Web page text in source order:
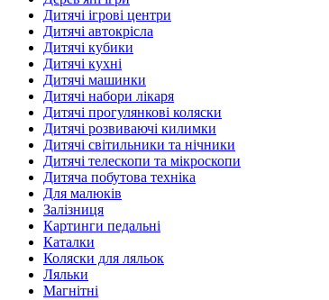
Дитячі ігрові центри
Дитячі автокрісла
Дитячі кубики
Дитячі кухні
Дитячі машинки
Дитячі набори лікаря
Дитячі прогулянкові коляски
Дитячі розвиваючі килимки
Дитячі світильники та нічники
Дитячі телескопи та мікроскопи
Дитяча побутова техніка
Для малюків
Залізниця
Картинги педальні
Каталки
Коляски для ляльок
Ляльки
Магнітні